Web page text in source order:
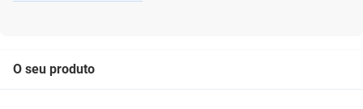
O seu produto